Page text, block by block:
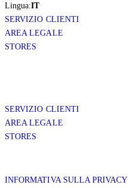
Lingua:IT
SERVIZIO CLIENTI
AREA LEGALE
STORES
SERVIZIO CLIENTI
AREA LEGALE
STORES
INFORMATIVA SULLA PRIVACY